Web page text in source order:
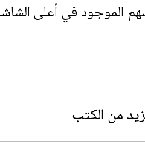
الموجود في أعلى
من الكتب